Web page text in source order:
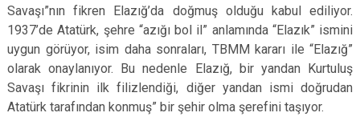
Savaşı”nın fikren Elazığ’da doğmuş olduğu kabul ediliyor.
1937’de Atatürk, şehre “azığı bol il” anlamında “Elazık” ismini
uygun görüyor, isim daha sonraları, TBMM kararı ile “Elazığ”
olarak onaylanıyor. Bu nedenle Elazığ, bir yandan Kurtuluş
Savaşı fikrinin ilk filizlendiği, diğer yandan ismi doğrudan
Atatürk tarafından konmuş” bir şehir olma şerefini taşıyor.